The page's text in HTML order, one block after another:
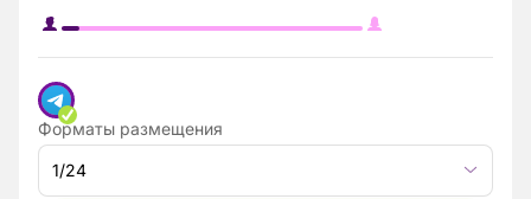
Форматы размещения
1/24